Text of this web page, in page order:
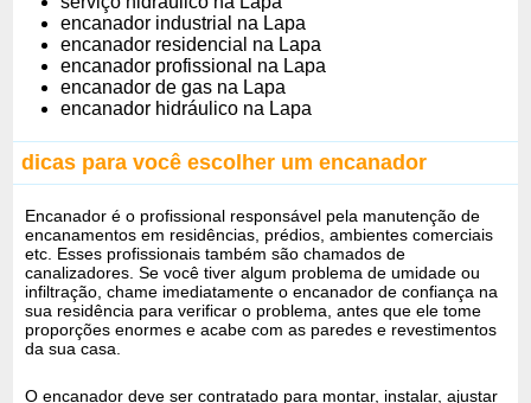
encanador industrial na Lapa
encanador residencial na Lapa
encanador profissional na Lapa
encanador de gas na Lapa
encanador hidráulico na Lapa
dicas para você escolher um encanador
Encanador é o profissional responsável pela manutenção de
encanamentos em residências, prédios, ambientes comerciais
etc. Esses profissionais também são chamados de
canalizadores. Se você tiver algum problema de umidade ou
infiltração, chame imediatamente o encanador de confiança na
sua residência para verificar o problema, antes que ele tome
proporções enormes e acabe com as paredes e revestimentos
da sua casa.
O encanador deve ser contratado para montar, instalar, ajustar